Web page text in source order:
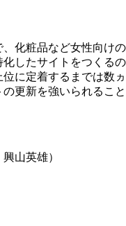
、化粧品など女性向けの
したサイトをつくるの
に定着するまでは数ヵ
更新を強いられること
山英雄）